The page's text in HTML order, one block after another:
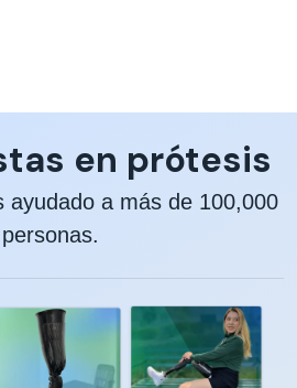
en prótesis
ayudado a más de 100,000
personas.